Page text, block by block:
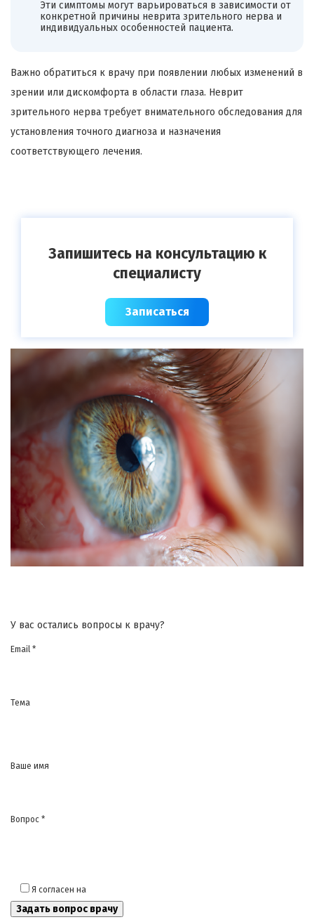
Эти симптомы могут варьироваться в зависимости от
конкретной причины неврита зрительного нерва и
индивидуальных особенностей пациента.
Важно обратиться к врачу при появлении любых изменений в
зрении или дискомфорта в области глаза. Неврит
зрительного нерва требует внимательного обследования для
установления точного диагноза и назначения
соответствующего лечения.
Запишитесь на консультацию к
специалисту
Записаться
У вас остались вопросы к врачу?
Email *
Тема
Ваше имя
Вопрос *
Я согласен на